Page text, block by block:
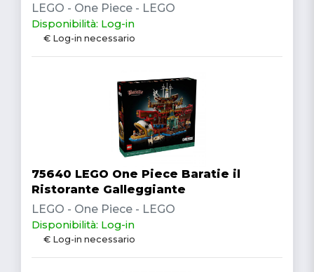
LEGO - One Piece - LEGO
Disponibilità: Log-in
€ Log-in necessario
75640 LEGO One Piece Baratie il
Ristorante Galleggiante
LEGO - One Piece - LEGO
Disponibilità: Log-in
€ Log-in necessario